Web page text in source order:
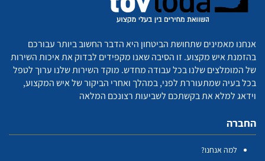
אנחנו מאמינים שתחושת הביטחון היא הדבר החשוב ביותר עבורכם
בהזמנת איש מקצוע. זו הסיבה שאנו מקפידים לבדוק את איכות השירות
של המומלצים שלנו בכל עבודה מחדש. מוקד השירות שלנו ערוך לטפל
בכל בעיה שמתעוררת לפני, במהלך ואחרי הביקור של איש המקצוע,
וידאג למלא את בקשתכם לשביעות רצונכם המלאה
החברה
למה אנחנו?